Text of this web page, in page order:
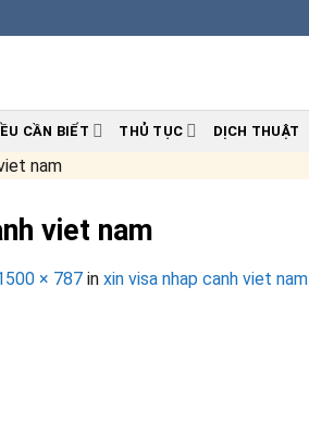
CẦN BIẾT THỦ TỤC DỊCH THUẬT
nam
viet nam
× 787 in xin visa nhap canh viet nam